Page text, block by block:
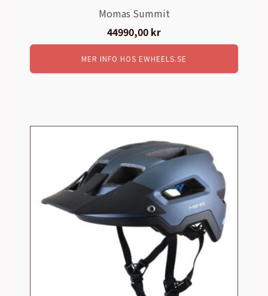
Momas Summit
44990,00 kr
MER INFO HOS EWHEELS.SE